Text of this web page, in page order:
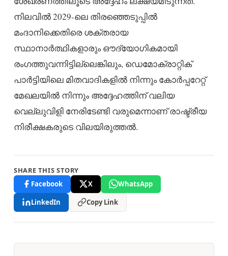
നിലവിൽ 2029-ലെ തിരഞ്ഞെടുപ്പിൽ
മംദാനിക്കെതിരെ ശക്തരായ
സ്ഥാനാർത്ഥികളാരും ഔദ്യോഗികമായി
രംഗത്തുവന്നിട്ടില്ലെങ്കിലും, ഡെമോക്രാറ്റിക്
പാർട്ടിയിലെ മിതവാദികളിൽ നിന്നും കോർപ്പറേറ്റ്
മേഖലയിൽ നിന്നും അദ്ദേഹത്തിന് വലിയ
വെല്ലുവിളി നേരിടേണ്ടി വരുമെന്നാണ് രാഷ്ട്രീയ
നിരീക്ഷകരുടെ വിലയിരുത്തൽ.
SHARE THIS STORY
Facebook
X
WhatsApp
LinkedIn
Copy Link